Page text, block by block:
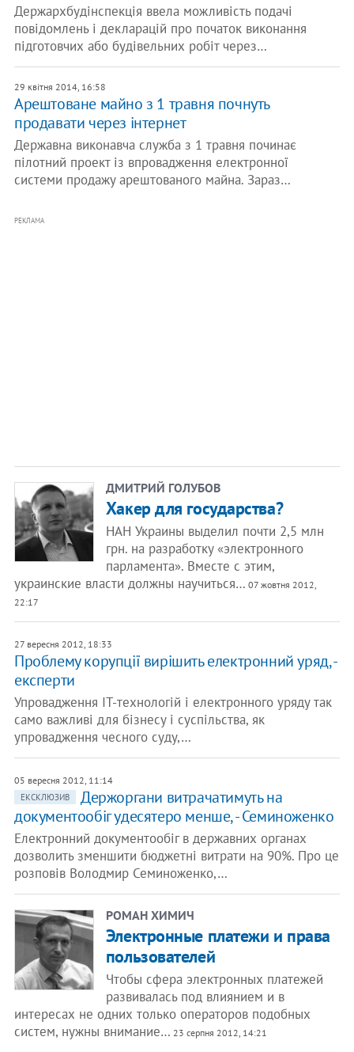
Держархбудінспекція ввела можливість подачі
повідомлень і декларацій про початок виконання
підготовчих або будівельних робіт через…
29 квітня 2014, 16:58
Арештоване майно з 1 травня почнуть
продавати через інтернет
Державна виконавча служба з 1 травня починає
пілотний проект із впровадження електронної
системи продажу арештованого майна. Зараз…
РЕКЛАМА
ДМИТРИЙ ГОЛУБОВ
Хакер для государства?
НАН Украины выделил почти 2,5 млн
грн. на разработку «электронного
парламента». Вместе с этим,
украинские власти должны научиться… 07 жовтня 2012,
22:17
27 вересня 2012, 18:33
Проблему корупції вирішить електронний уряд, -
експерти
Упровадження IT-технологій і електронного уряду так
само важливі для бізнесу і суспільства, як
упровадження чесного суду,…
05 вересня 2012, 11:14
ЕКСКЛЮЗИВ
Держоргани витрачатимуть на
документообіг удесятеро менше, - Семиноженко
Електронний документообіг в державних органах
дозволить зменшити бюджетні витрати на 90%. Про це
розповів Володмир Семиноженко,…
РОМАН ХИМИЧ
Электронные платежи и права
пользователей
Чтобы сфера электронных платежей
развивалась под влиянием и в
интересах не одних только операторов подобных
систем, нужны внимание… 23 серпня 2012, 14:21